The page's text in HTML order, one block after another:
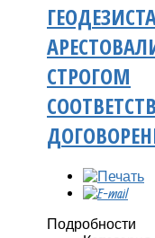
СТРОГОМ
Подробности